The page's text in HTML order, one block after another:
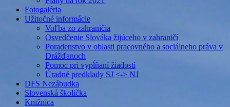
Fotogaléria
Užitočné informácie
Voľba zo zahraničia
Osvedčenie Slováka žijúceho v zahraničí
Poradenstvo v oblasti pracovného a sociálneho práva v
Drážďanoch
Pomoc pri vypĺňaní žiadostí
Úradné predklady SJ <-> NJ
DFS Nezábudka
Slovenská školička
Knižnica